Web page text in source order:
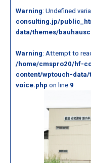
Warning: Undefined
consulting.jp/
data/themes/
Warning: Attempt to
/home/cmspro20/hf-
content/wptouch-
voice.php on line 9